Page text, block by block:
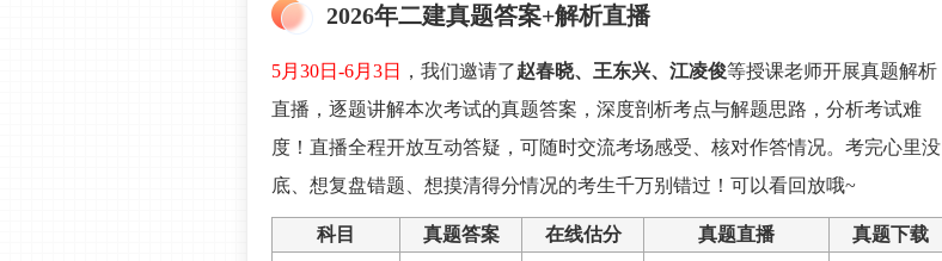
2026年二建真题答案+解析直播
5月30日-6月3日 ，我们邀请了赵春晓、王东兴、江凌俊等授课老师开展真题解析
直播，逐题讲解本次考试的真题答案，深度剖析考点与解题思路，分析考试难
度！直播全程开放互动答疑，可随时交流考场感受、核对作答情况。考完心里没
底、想复盘错题、想摸清得分情况的考生千万别错过！可以看回放哦~
科目 真题答案 在线估分 真题直播
真题下载